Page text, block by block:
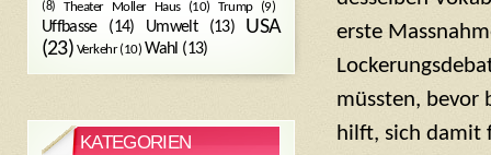
erste
müssten, bevor
hilft, sich damit
(8)
Theater Moller Haus(10) Trump(9)
Uffbasse(14) Umwelt(13)
USA
(23) Verkehr(10) Wahl (13)
KATEGORIEN